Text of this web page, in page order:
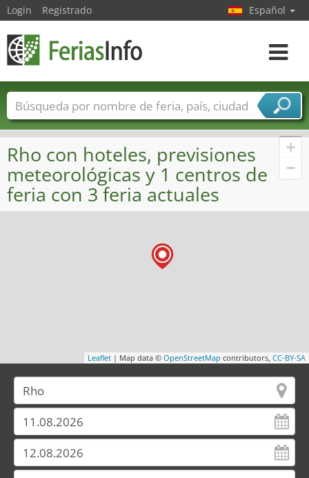
+
−
Leaflet | Map data © OpenStreetMap contributors, CC-BY-SA
Rho con hoteles, previsiones
meteorológicas y 1 centros de
feria con 3 feria actuales
Login Registrado Español
toggle
Nombres de ferias Países
Ciudades
Sectores de ferias
Sectores de proveedor de servicios